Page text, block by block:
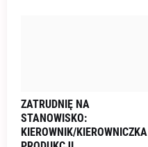
ZATRUDNIĘ NA
STANOWISKO:
KIEROWNIK/KIEROWNICZKA